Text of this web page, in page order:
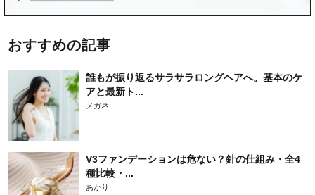
おすすめの記事
誰もが振り返るサラサラロングヘアへ。基本のケ
アと最新ト...
メガネ
V3ファンデーションは危ない？針の仕組み・全4
種比較・...
あかり